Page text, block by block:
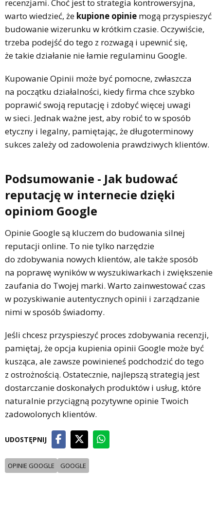
recenzjami. Choć jest to strategia kontrowersyjna,
warto wiedzieć, że kupione opinie mogą przyspieszyć
budowanie wizerunku w krótkim czasie. Oczywiście,
trzeba podejść do tego z rozwagą i upewnić się,
że takie działanie nie łamie regulaminu Google.
Kupowanie Opinii może być pomocne, zwłaszcza
na początku działalności, kiedy firma chce szybko
poprawić swoją reputację i zdobyć więcej uwagi
w sieci. Jednak ważne jest, aby robić to w sposób
etyczny i legalny, pamiętając, że długoterminowy
sukces zależy od zadowolenia prawdziwych klientów.
Podsumowanie - Jak budować
reputację w internecie dzięki
opiniom Google
Opinie Google są kluczem do budowania silnej
reputacji online. To nie tylko narzędzie
do zdobywania nowych klientów, ale także sposób
na poprawę wyników w wyszukiwarkach i zwiększenie
zaufania do Twojej marki. Warto zainwestować czas
w pozyskiwanie autentycznych opinii i zarządzanie
nimi w sposób świadomy.
Jeśli chcesz przyspieszyć proces zdobywania recenzji,
pamiętaj, że opcja kupienia opinii Google może być
kusząca, ale zawsze powinieneś podchodzić do tego
z ostrożnością. Ostatecznie, najlepszą strategią jest
dostarczanie doskonałych produktów i usług, które
naturalnie przyciągną pozytywne opinie Twoich
zadowolonych klientów.
UDOSTĘPNIJ
OPINIE GOOGLE GOOGLE